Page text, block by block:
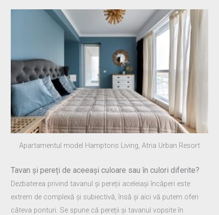
Apartamentul model Hamptons Living, Atria Urban Resort
Tavan și pereți de aceeași culoare sau în culori diferite?
Dezbaterea privind tavanul și pereții aceleiași încăperi este
extrem de complexă și subiectivă, însă și aici vă putem oferi
câteva ponturi. Se spune că pereții și tavanul vopsite în